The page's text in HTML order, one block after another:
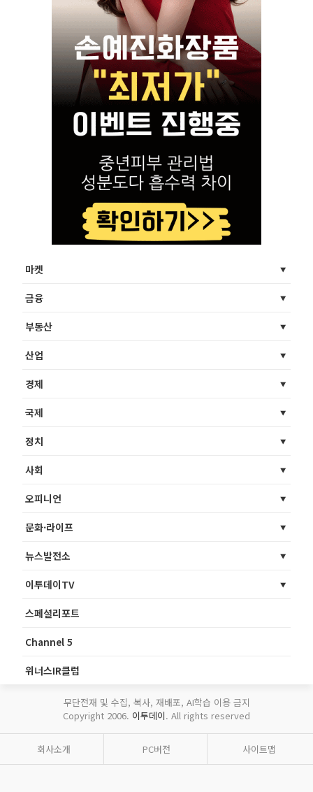
마켓
금융
부동산
산업
경제
국제
정치
사회
오피니언
문화·라이프
뉴스발전소
이투데이TV
스페셜리포트
Channel 5
위너스IR클럽
무단전재 및 수집, 복사, 재배포, AI학습 이용 금지
Copyright 2006. 이투데이. All rights reserved
회사소개 PC버전 사이트맵